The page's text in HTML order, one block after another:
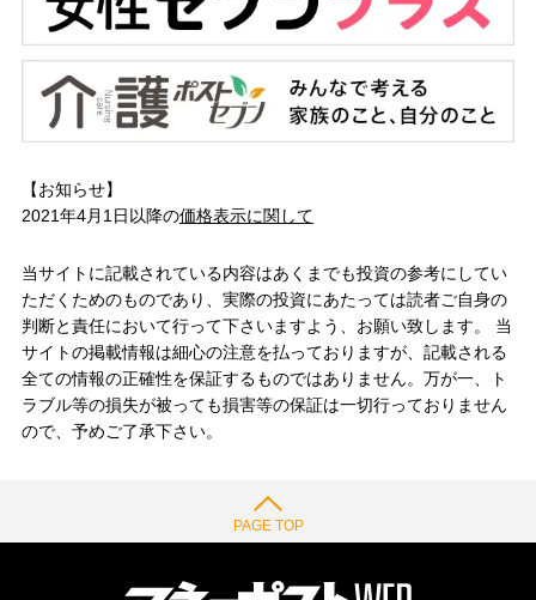
【お知らせ】
2021年4月1日以降の価格表示に関して
当サイトに記載されている内容はあくまでも投資の参考にしてい
ただくためのものであり、実際の投資にあたっては読者ご自身の
判断と責任において行って下さいますよう、お願い致します。 当
サイトの掲載情報は細心の注意を払っておりますが、記載される
全ての情報の正確性を保証するものではありません。万が一、ト
ラブル等の損失が被っても損害等の保証は一切行っておりません
ので、予めご了承下さい。
PAGE TOP